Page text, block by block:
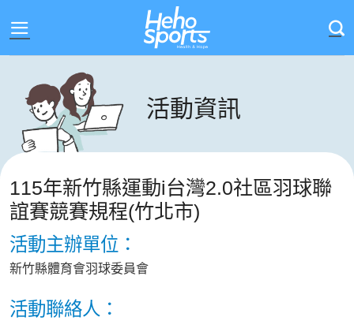
活動資訊
115年新竹縣運動i台灣2.0社區羽球聯
誼賽競賽規程(竹北市)
活動主辦單位：
新竹縣體育會羽球委員會
活動聯絡人：